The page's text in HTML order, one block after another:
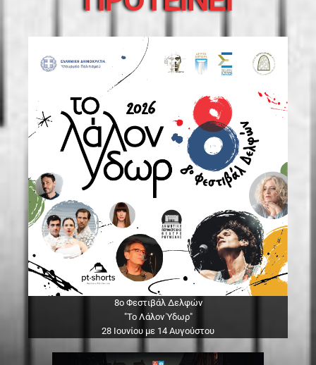
8ο Φεστιβάλ Δελφών
"Το Λάλον Ύδωρ"
28 Ιουνίου με 14 Αυγούστου